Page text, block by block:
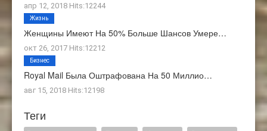
апр 12, 2018 Hits:12244
Женщины Имеют На 50% Больше Шансов Умере…
окт 26, 2017 Hits:12212
Жизнь
Royal Mail Была Оштрафована На 50 Миллио…
авг 15, 2018 Hits:12198
Бизнес
Теги